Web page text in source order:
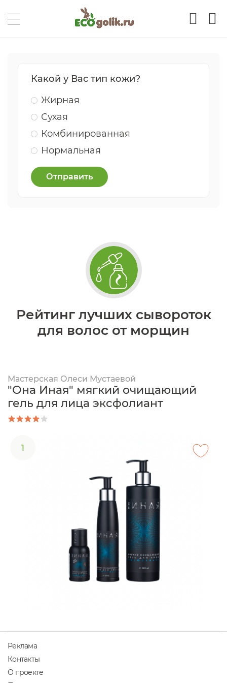
Какой у Вас тип кожи?
Жирная
Сухая
Комбинированная
Нормальная
Отправить
Рейтинг лучших сывороток
для волос от морщин
Мастерская Олеси Мустаевой
"Она Иная" мягкий очищающий
гель для лица эксфолиант
1
Реклама
Контакты
О проекте